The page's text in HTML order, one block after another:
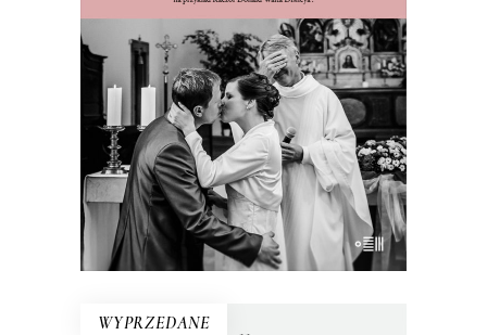
E-BOOK DO KOSZYKA
Ksiądz Zbigniew Czendlik mówi, co
myśli, nie chodzi w sutannie ani
koloratce, a poranne msze przeniósł na
dziewiątą, bo kto by wstał na szóstą?
WYPRZEDANE